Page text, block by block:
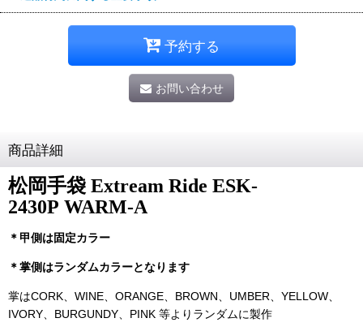
予約する
お問い合わせ
商品詳細
松岡手袋 Extream Ride ESK-
2430P WARM-A
＊甲側は固定カラー
＊掌側はランダムカラーとなります
掌はCORK、WINE、ORANGE、BROWN、UMBER、YELLOW、
IVORY、BURGUNDY、PINK 等よりランダムに製作